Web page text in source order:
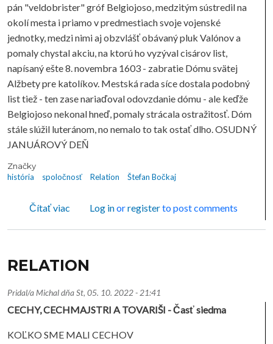
pán "veldobrister" gróf Belgiojoso, medzitým sústredil na
okolí mesta i priamo v predmestiach svoje vojenské
jednotky, medzi nimi aj obzvlášť obávaný pluk Valónov a
pomaly chystal akciu, na ktorú ho vyzýval cisárov list,
napísaný ešte 8. novembra 1603 - zabratie Dómu svätej
Alžbety pre katolíkov. Mestská rada síce dostala podobný
list tiež - ten zase nariaďoval odovzdanie dómu - ale keďže
Belgiojoso nekonal hneď, pomaly strácala ostražitosť. Dóm
stále slúžil luteránom, no nemalo to tak ostať dlho. OSUDNÝ
JANUÁROVÝ DEŇ
Značky
história
spoločnosť Relation Štefan Bočkaj
Čítať viaco RELATION
Log inorregisterto post comments
RELATION
Pridal/a MichaldňaSt, 05. 10. 2022 - 21:41
CECHY, CECHMAJSTRI A TOVARIŠI - Časť siedma
KOĽKO SME MALI CECHOV